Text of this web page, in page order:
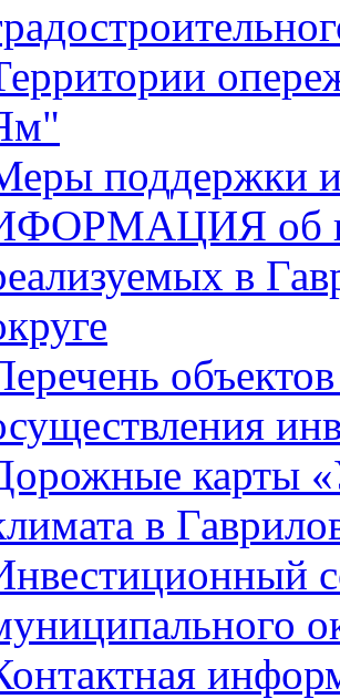
поддержки
об
в
карты
в